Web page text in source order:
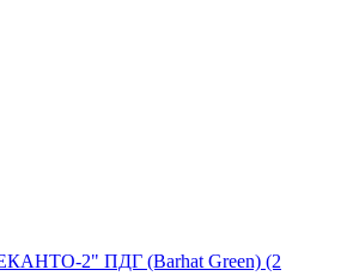
2" ПДГ (Barhat Green) (2